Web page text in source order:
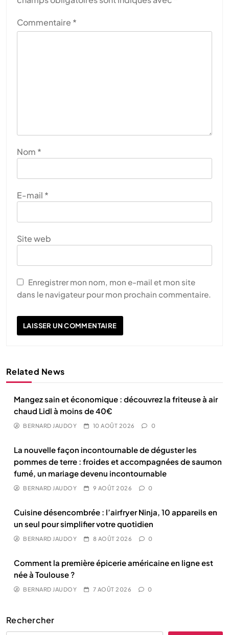
Commentaire *
Nom *
E-mail *
Site web
Enregistrer mon nom, mon e-mail et mon site
dans le navigateur pour mon prochain commentaire.
Related News
Mangez sain et économique : découvrez la friteuse à air
chaud Lidl à moins de 40€
BERNARD JAUDOY 10 AOÛT 2026 0
La nouvelle façon incontournable de déguster les
pommes de terre : froides et accompagnées de saumon
fumé, un mariage devenu incontournable
BERNARD JAUDOY 9 AOÛT 2026 0
Cuisine désencombrée : l’airfryer Ninja, 10 appareils en
un seul pour simplifier votre quotidien
BERNARD JAUDOY 8 AOÛT 2026 0
Comment la première épicerie américaine en ligne est
née à Toulouse ?
BERNARD JAUDOY 7 AOÛT 2026 0
Rechercher